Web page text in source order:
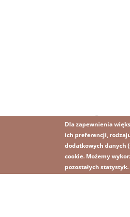
Obraz
Dla zapewnienia
ich preferencji,
dodatkowych danych
cookie. Możemy
pozostałych statystyk.